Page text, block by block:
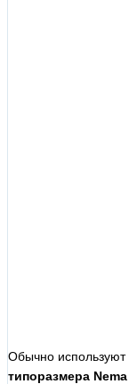
Обычно используют
типоразмера